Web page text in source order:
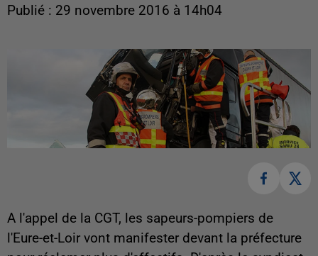
Publié : 29 novembre 2016 à 14h04
A l'appel de la CGT, les sapeurs-pompiers de
l'Eure-et-Loir vont manifester devant la préfecture